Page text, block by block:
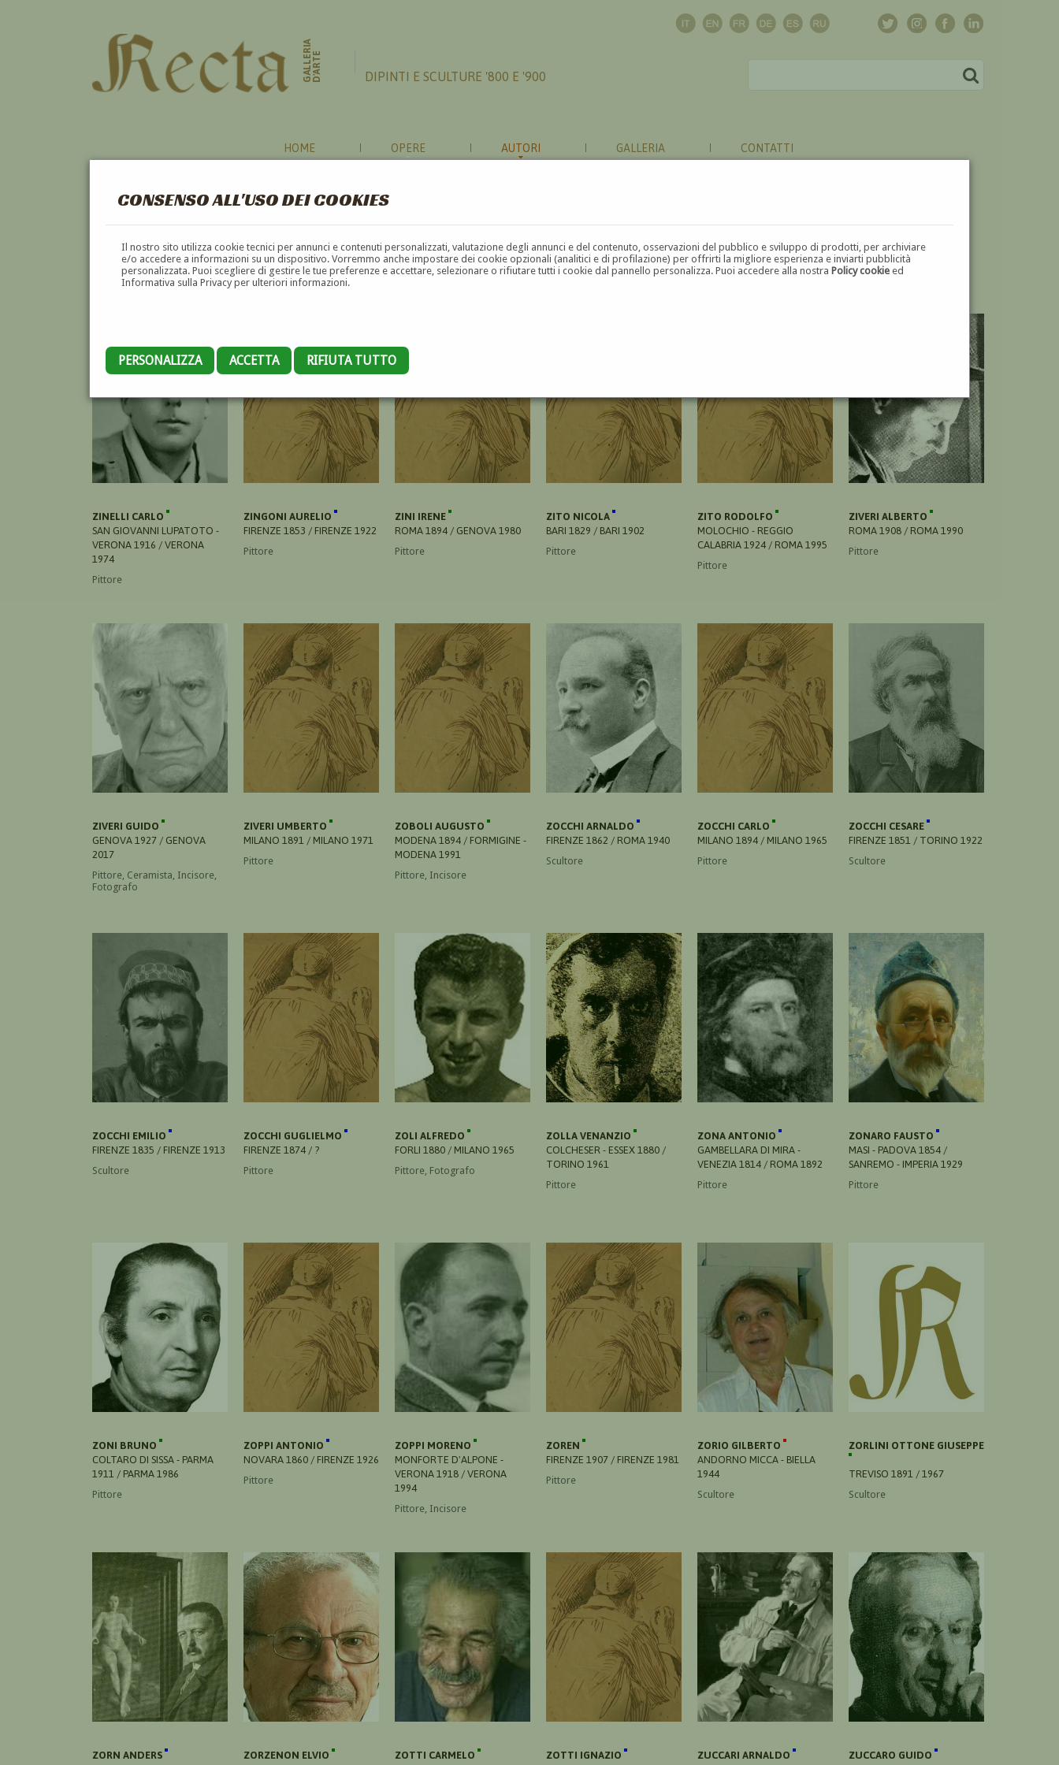
CONSENSO ALL'USO DEI COOKIES
Il nostro sito utilizza cookie tecnici per annunci e contenuti personalizzati, valutazione degli annunci e del contenuto, osservazioni del pubblico e sviluppo di prodotti, per archiviare
e/o accedere a informazioni su un dispositivo. Vorremmo anche impostare dei cookie opzionali (analitici e di profilazione) per offrirti la migliore esperienza e inviarti pubblicità
personalizzata. Puoi scegliere di gestire le tue preferenze e accettare, selezionare o rifiutare tutti i cookie dal pannello personalizza. Puoi accedere alla nostraPolicy cookie ed
Informativa sulla Privacy per ulteriori informazioni.
PERSONALIZZA ACCETTA RIFIUTA TUTTO
GALLERIAD'ARTE DIPINTI E SCULTURE '800 E '900
HOME OPERE AUTORI GALLERIA CONTATTI
AUTORI
A B C D E F G H I J K L M N O P Q R S T U V W X Y Z ⬅
ZINELLI CARLO
SAN GIOVANNI LUPATOTO -
VERONA 1916 / VERONA
1974
Pittore
ZINGONI AURELIO
FIRENZE 1853 / FIRENZE 1922
Pittore
ZINI IRENE
ROMA 1894 / GENOVA 1980
Pittore
ZITO NICOLA
BARI 1829 / BARI 1902
Pittore
ZITO RODOLFO
MOLOCHIO - REGGIO
CALABRIA 1924 / ROMA 1995
Pittore
ZIVERI ALBERTO
ROMA 1908 / ROMA 1990
Pittore
ZIVERI GUIDO
GENOVA 1927 / GENOVA
2017
Pittore, Ceramista, Incisore,
Fotografo
ZIVERI UMBERTO
MILANO 1891 / MILANO 1971
Pittore
ZOBOLI AUGUSTO
MODENA 1894 / FORMIGINE -
MODENA 1991
Pittore, Incisore
ZOCCHI ARNALDO
FIRENZE 1862 / ROMA 1940
Scultore
ZOCCHI CARLO
MILANO 1894 / MILANO 1965
Pittore
ZOCCHI CESARE
FIRENZE 1851 / TORINO 1922
Scultore
ZOCCHI EMILIO
FIRENZE 1835 / FIRENZE 1913
Scultore
ZOCCHI GUGLIELMO
FIRENZE 1874 / ?
Pittore
ZOLI ALFREDO
FORLI 1880 / MILANO 1965
Pittore, Fotografo
ZOLLA VENANZIO
COLCHESER - ESSEX 1880 /
TORINO 1961
Pittore
ZONA ANTONIO
GAMBELLARA DI MIRA -
VENEZIA 1814 / ROMA 1892
Pittore
ZONARO FAUSTO
MASI - PADOVA 1854 /
SANREMO - IMPERIA 1929
Pittore
ZONI BRUNO
COLTARO DI SISSA - PARMA
1911 / PARMA 1986
Pittore
ZOPPI ANTONIO
NOVARA 1860 / FIRENZE 1926
Pittore
ZOPPI MORENO
MONFORTE D'ALPONE -
VERONA 1918 / VERONA
1994
Pittore, Incisore
ZOREN
FIRENZE 1907 / FIRENZE 1981
Pittore
ZORIO GILBERTO
ANDORNO MICCA - BIELLA
1944
Scultore
ZORLINI OTTONE GIUSEPPE
TREVISO 1891 / 1967
Scultore
ZORN ANDERS
ZORZENON ELVIO
ZOTTI CARMELO
ZOTTI IGNAZIO
ZUCCARI ARNALDO
ZUCCARO GUIDO